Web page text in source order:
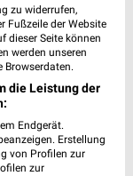
zu widerrufen,
Fußzeile der Website
dieser Seite können
werden unseren
Browserdaten.
die Leistung der
Endgerät.
Erstellung
von Profilen zur
zur